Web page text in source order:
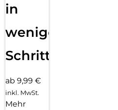
in
wenigen
Schritten
ab 9,99 €
inkl. MwSt.
Mehr